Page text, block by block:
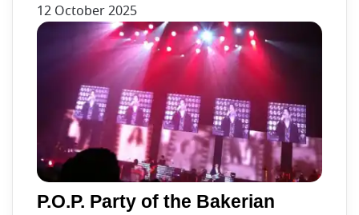
12 October 2025
P.O.P. Party of the Bakerian